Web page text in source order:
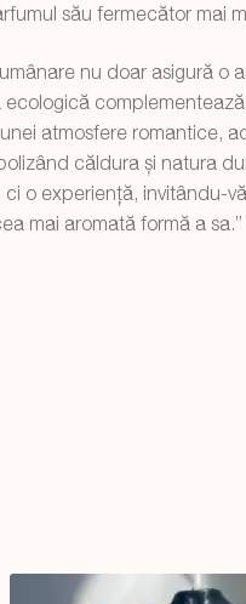
său fermecător mai
nu doar asigură o
atmosfere romantice,
căldura și natura
o experiență, invitându-
mai aromată formă a sa.”